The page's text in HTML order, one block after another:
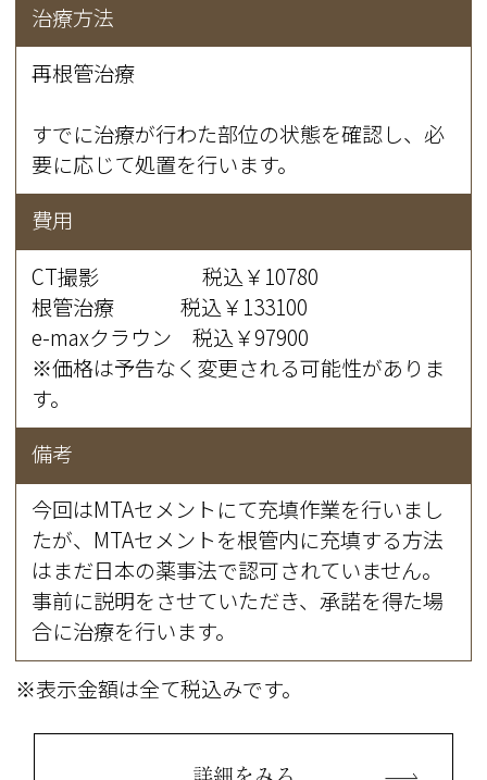
治療方法
再根管治療
すでに治療が行わた部位の状態を確認し、必
要に応じて処置を行います。
費用
CT撮影 税込￥10780
根管治療 税込￥133100
e-maxクラウン 税込￥97900
※価格は予告なく変更される可能性がありま
す。
備考
今回はMTAセメントにて充填作業を行いまし
たが、MTAセメントを根管内に充填する方法
はまだ日本の薬事法で認可されていません。
事前に説明をさせていただき、承諾を得た場
合に治療を行います。
※表示金額は全て税込みです。